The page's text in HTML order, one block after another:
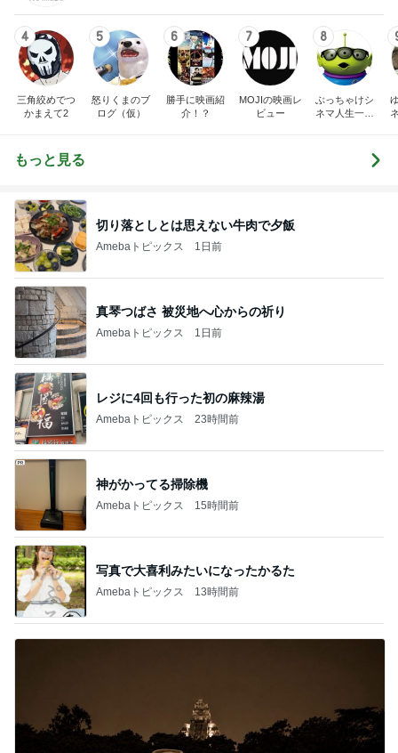
4
三角絞めでつ
かまえて2
5
怒りくまのブ
ログ（仮）
6
勝手に映画紹
介！？
7
MOJIの映画レ
ビュー
8
ぶっちゃけシ
ネマ人生一直
もっと見る
切り落としとは思えない牛肉で夕飯
Amebaトピックス 1日前
真琴つばさ 被災地へ心からの祈り
Amebaトピックス 1日前
レジに4回も行った初の麻辣湯
Amebaトピックス 23時間前
神がかってる掃除機
Amebaトピックス 15時間前
写真で大喜利みたいになったかるた
Amebaトピックス 13時間前